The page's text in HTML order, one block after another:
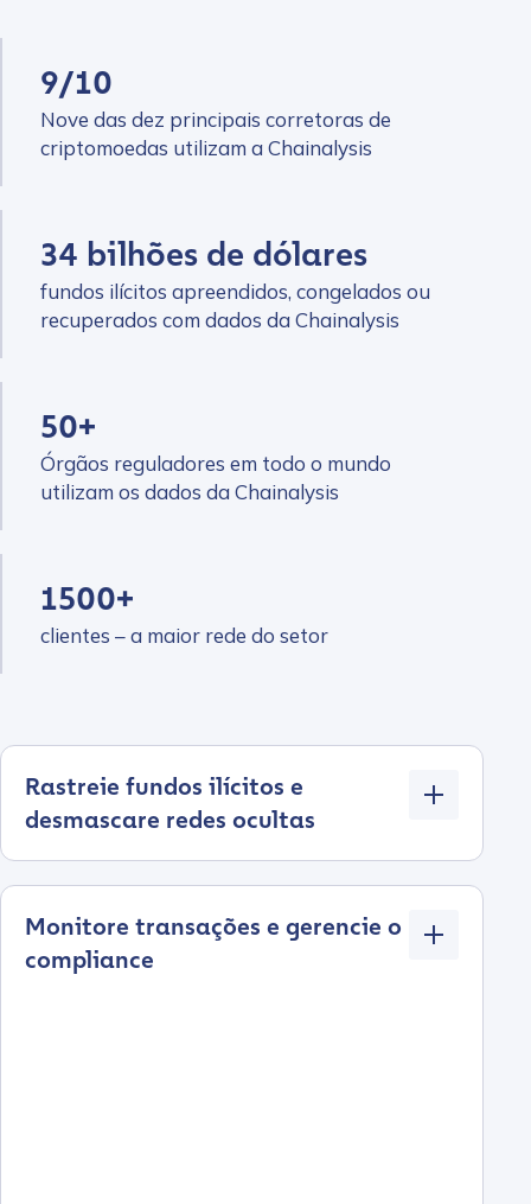
9/10
Nove das dez principais corretoras de
criptomoedas utilizam a Chainalysis
34 bilhões de dólares
fundos ilícitos apreendidos, congelados ou
recuperados com dados da Chainalysis
50+
Órgãos reguladores em todo o mundo
utilizam os dados da Chainalysis
1500+
clientes – a maior rede do setor
Rastreie fundos ilícitos e
desmascare redes ocultas
Monitore transações e gerencie o
compliance